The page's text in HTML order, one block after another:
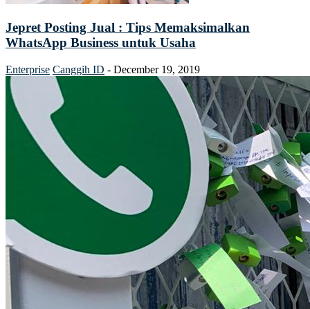
Jepret Posting Jual : Tips Memaksimalkan
WhatsApp Business untuk Usaha
Enterprise Canggih ID - December 19, 2019